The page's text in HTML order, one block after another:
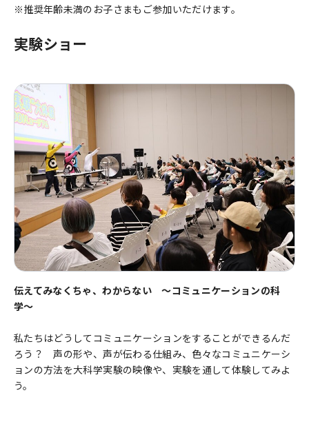
※推奨年齢未満のお子さまもご参加いただけます。
実験ショー
伝えてみなくちゃ、わからない 〜コミュニケーションの科
学〜
私たちはどうしてコミュニケーションをすることができるんだ
ろう？ 声の形や、声が伝わる仕組み、色々なコミュニケーシ
ョンの方法を大科学実験の映像や、実験を通して体験してみよ
う。